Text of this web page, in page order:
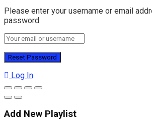
Please enter your username or email
password.
Log In
Add New Playlist